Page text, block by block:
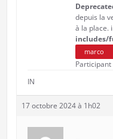
depuis la
à la place.
includes/
marco
Participant
IN
17 octobre 2024 à 1h02